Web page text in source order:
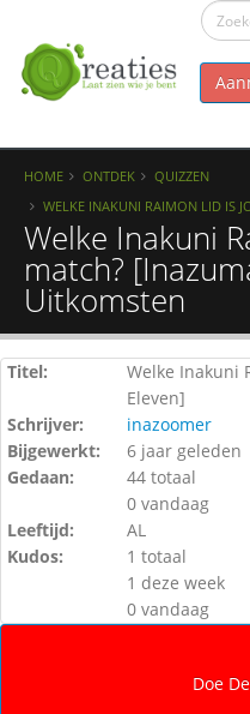
HOME ONTDEK
QUIZZEN
WELKE INAKUNI RAIMON LID IS
Welke Inakuni
match?
Uitkomsten
Titel:
Welke Inakuni
Eleven]
Schrijver:
inazoomer
Bijgewerkt:
6 jaar geleden
Gedaan:
44 totaal
0 vandaag
Leeftijd:
AL
Kudos:
1 totaal
1 deze week
0 vandaag